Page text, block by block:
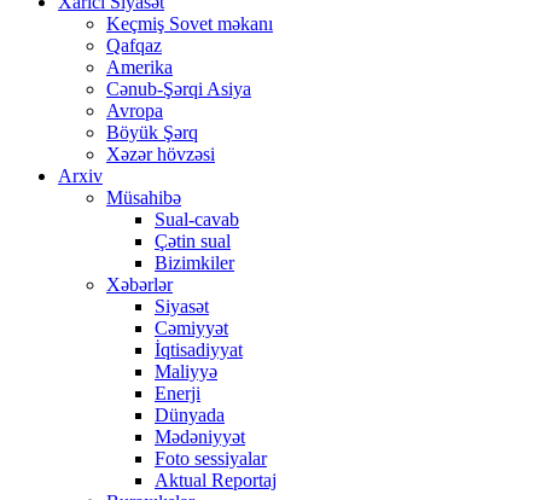
Keçmiş Sovet məkanı
Qafqaz
Amerika
Cənub-Şərqi Asiya
Avropa
Böyük Şərq
Xəzər hövzəsi
Arxiv
Müsahibə
Sual-cavab
Çətin sual
Bizimkiler
Xəbərlər
Siyasət
Cəmiyyət
İqtisadiyyat
Maliyyə
Enerji
Dünyada
Mədəniyyət
Foto sessiyalar
Aktual Reportaj